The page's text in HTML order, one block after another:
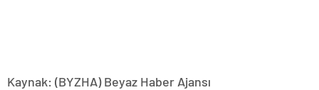
Kaynak: (BYZHA) Beyaz Haber Ajansı